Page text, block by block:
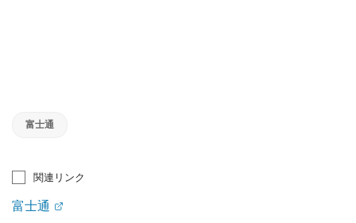
富士通
関連リンク
富士通